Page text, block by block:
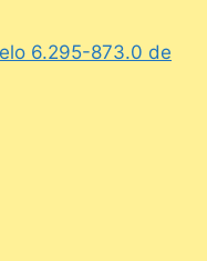
6.295-873.0 de